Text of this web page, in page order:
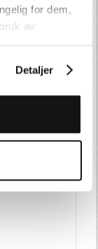
for dem,
av
Detaljer